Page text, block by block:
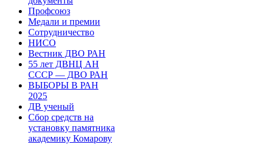
Профсоюз
Медали и премии
Сотрудничество
НИСО
Вестник ДВО РАН
55 лет ДВНЦ АН
СССР — ДВО РАН
ВЫБОРЫ В РАН
2025
ДВ ученый
Сбор средств на
установку памятника
академику Комарову